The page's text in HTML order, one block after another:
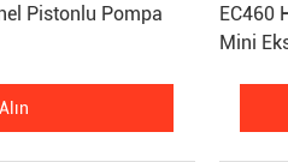
Pistonlu Pompa
EC460 Hidrolik Pompa 85Mpa K5V200DTH-9N0B
Mini